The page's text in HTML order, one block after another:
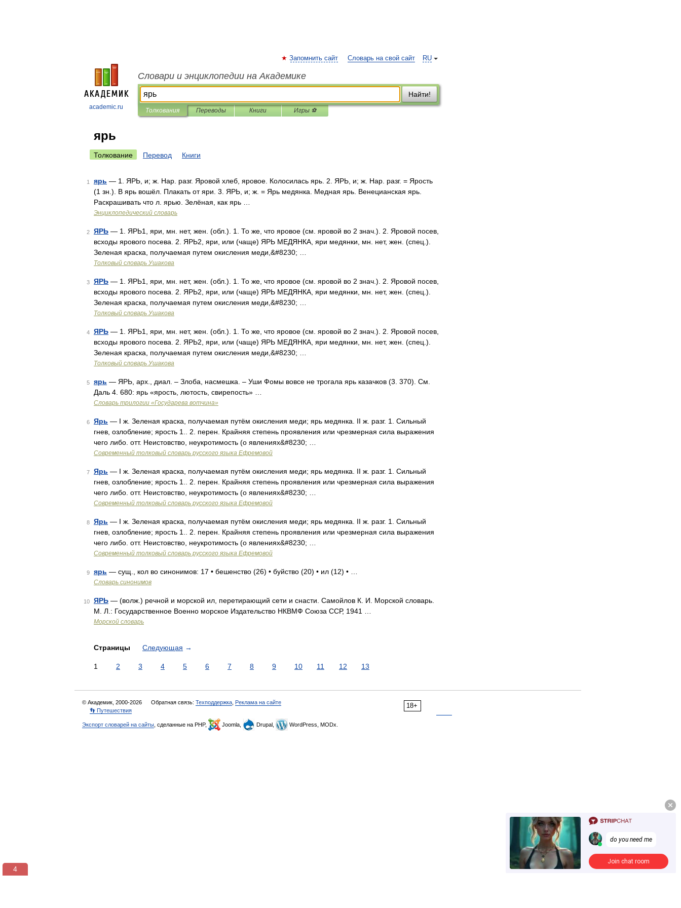
academic.ru
RU
Запомнить сайт Словарь на свой сайт
Словари и энциклопедии на Академике
Найти!
Толкования Переводы Книги Игры ⚽
ярь
Толкование Перевод Книги
1 ярь — 1. ЯРЬ, и; ж. Нар. разг. Яровой хлеб, яровое. Колосилась ярь. 2. ЯРЬ, и; ж. Нар. разг. = Ярость
(1 зн.). В ярь вошёл. Плакать от яри. 3. ЯРЬ, и; ж. = Ярь медянка. Медная ярь. Венецианская ярь.
Раскрашивать что л. ярью. Зелёная, как ярь …
Энциклопедический словарь
2 ЯРЬ — 1. ЯРЬ1, яри, мн. нет, жен. (обл.). 1. То же, что яровое (см. яровой во 2 знач.). 2. Яровой посев,
всходы ярового посева. 2. ЯРЬ2, яри, или (чаще) ЯРЬ МЕДЯНКА, яри медянки, мн. нет, жен. (спец.).
Зеленая краска, получаемая путем окисления меди,&#8230; …
Толковый словарь Ушакова
3 ЯРЬ — 1. ЯРЬ1, яри, мн. нет, жен. (обл.). 1. То же, что яровое (см. яровой во 2 знач.). 2. Яровой посев,
всходы ярового посева. 2. ЯРЬ2, яри, или (чаще) ЯРЬ МЕДЯНКА, яри медянки, мн. нет, жен. (спец.).
Зеленая краска, получаемая путем окисления меди,&#8230; …
Толковый словарь Ушакова
4 ЯРЬ — 1. ЯРЬ1, яри, мн. нет, жен. (обл.). 1. То же, что яровое (см. яровой во 2 знач.). 2. Яровой посев,
всходы ярового посева. 2. ЯРЬ2, яри, или (чаще) ЯРЬ МЕДЯНКА, яри медянки, мн. нет, жен. (спец.).
Зеленая краска, получаемая путем окисления меди,&#8230; …
Толковый словарь Ушакова
5 ярь — ЯРЬ, арх., диал. – Злоба, насмешка. – Уши Фомы вовсе не трогала ярь казачков (3. 370). См.
Даль 4. 680: ярь «ярость, лютость, свирепость» …
Словарь трилогии «Государева вотчина»
6 Ярь — I ж. Зеленая краска, получаемая путём окисления меди; ярь медянка. II ж. разг. 1. Сильный
гнев, озлобление; ярость 1.. 2. перен. Крайняя степень проявления или чрезмерная сила выражения
чего либо. отт. Неистовство, неукротимость (о явлениях&#8230; …
Современный толковый словарь русского языка Ефремовой
7 Ярь — I ж. Зеленая краска, получаемая путём окисления меди; ярь медянка. II ж. разг. 1. Сильный
гнев, озлобление; ярость 1.. 2. перен. Крайняя степень проявления или чрезмерная сила выражения
чего либо. отт. Неистовство, неукротимость (о явлениях&#8230; …
Современный толковый словарь русского языка Ефремовой
8 Ярь — I ж. Зеленая краска, получаемая путём окисления меди; ярь медянка. II ж. разг. 1. Сильный
гнев, озлобление; ярость 1.. 2. перен. Крайняя степень проявления или чрезмерная сила выражения
чего либо. отт. Неистовство, неукротимость (о явлениях&#8230; …
Современный толковый словарь русского языка Ефремовой
9 ярь — сущ., кол во синонимов: 17 • бешенство (26) • буйство (20) • ил (12) • …
Словарь синонимов
10 ЯРЬ — (волж.) речной и морской ил, перетирающий сети и снасти. Самойлов К. И. Морской словарь.
М. Л.: Государственное Военно морское Издательство НКВМФ Союза ССР, 1941 …
Морской словарь
Страницы Следующая →
1 2 3 4 5 6 7 8 9 10 11 12 13
18+
© Академик, 2000-2026 Обратная связь: Техподдержка Реклама на сайте
👣 Путешествия
Экспорт словарей на сайты , сделанные на PHP, Joomla, Drupal, WordPress, MODx.
3